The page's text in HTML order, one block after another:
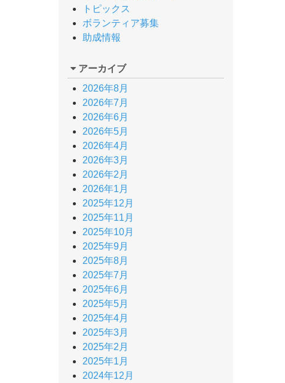
トピックス
ボランティア募集
助成情報
アーカイブ
2026年8月
2026年7月
2026年6月
2026年5月
2026年4月
2026年3月
2026年2月
2026年1月
2025年12月
2025年11月
2025年10月
2025年9月
2025年8月
2025年7月
2025年6月
2025年5月
2025年4月
2025年3月
2025年2月
2025年1月
2024年12月